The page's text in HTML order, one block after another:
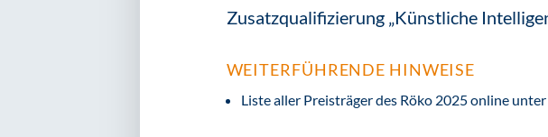
Zusatzqualifizierung „Künstliche
WEITERFÜHRENDE HINWEISE
Liste aller Preisträger des Röko 2025 online unter